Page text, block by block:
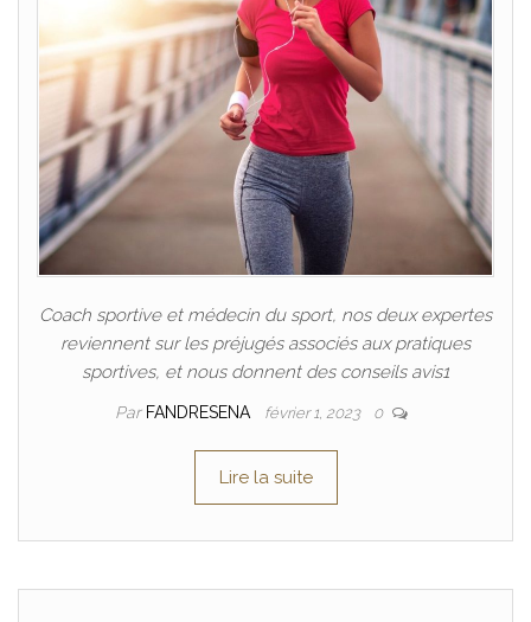
Coach sportive et médecin du sport, nos deux expertes
reviennent sur les préjugés associés aux pratiques
sportives, et nous donnent des conseils avis1
Par FANDRESENA février 1, 2023 0
Lire la suite